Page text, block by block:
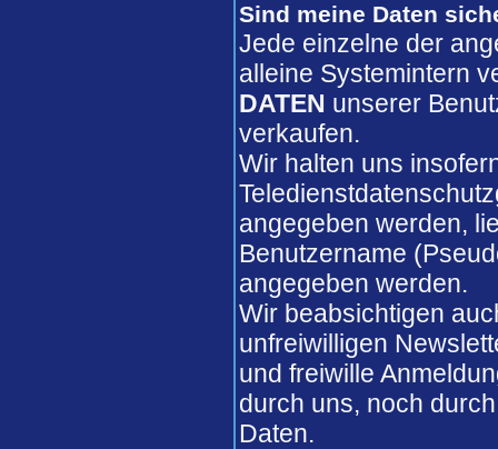
Sind meine Daten
Jede einzelne der
alleine Systemintern
DATEN unserer
verkaufen.
Wir halten uns
angegeben werden,
Benutzername
angegeben werden.
Wir beabsichtigen
unfreiwilligen
und freiwille
durch uns, noch
Daten.